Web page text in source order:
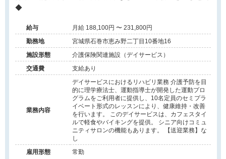
◆
給与
月給 188,100円 〜 231,800円
勤務地
宮城県石巻市恵み野二丁目10番地16
施設形態
介護保険関連施設（デイサービス）
交通費
支給あり
業務内容
デイサービスにおけるリハビリ業務 介護予防を目
的に理学療法士、運動指導士が開発した運動プロ
グラムをご利用者に提供し、10名定員のセミプラ
イベート形式のレッスンにより、健康維持・改善
を行います。 このデイサービスは、カフェスタイ
ルで軽食やバイキングを提供。 シニア向けコミュ
ニティサロンの機能もあります。 【送迎業務】な
し
雇用形態
常勤